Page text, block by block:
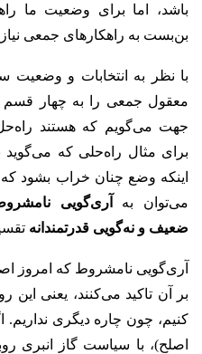
باشد، اما برای وضعیت ما
بن‌بست به راهکارهای جمعی نیاز
با نظر به انتخابات و
معقول جمعی را به چهار قسم
جهت می‌گویم که هستند
برای مثال راه‌حلی که می‌گوید
اینکه وضع چنان خراب بشود که
می‌توان به
آری‌گویی
ضعیف و نه‌گویی قدرتمندانه
آری‌گویی نامشروط که امروز
بر آن تاکید می‌کنند، یعنی این
کنیم، چون چاره دیگری نداریم.
اصلح)، با سیاست گاز انبری